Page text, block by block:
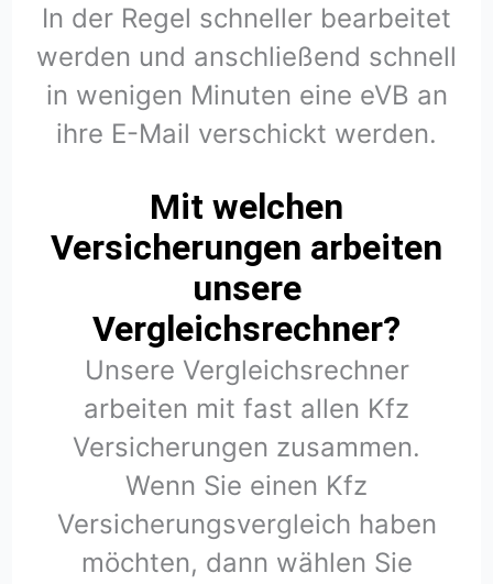
In der Regel schneller bearbeitet
werden und anschließend schnell
in wenigen Minuten eine eVB an
ihre E-Mail verschickt werden.
Mit welchen
Versicherungen arbeiten
unsere
Vergleichsrechner?
Unsere Vergleichsrechner
arbeiten mit fast allen Kfz
Versicherungen zusammen.
Wenn Sie einen Kfz
Versicherungsvergleich haben
möchten, dann wählen Sie